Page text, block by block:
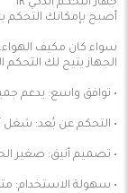
سواء كان مكيف الهواء،
• سهولة الاستخدام: